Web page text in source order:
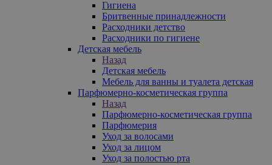
Гигиена
Бритвенные принадлежности
Расходники детство
Расходники по гигиене
Детская мебель
Назад
Детская мебель
Мебель для ванны и туалета детская
Парфюмерно-косметическая группа
Назад
Парфюмерно-косметическая группа
Парфюмерия
Уход за волосами
Уход за лицом
Уход за полостью рта